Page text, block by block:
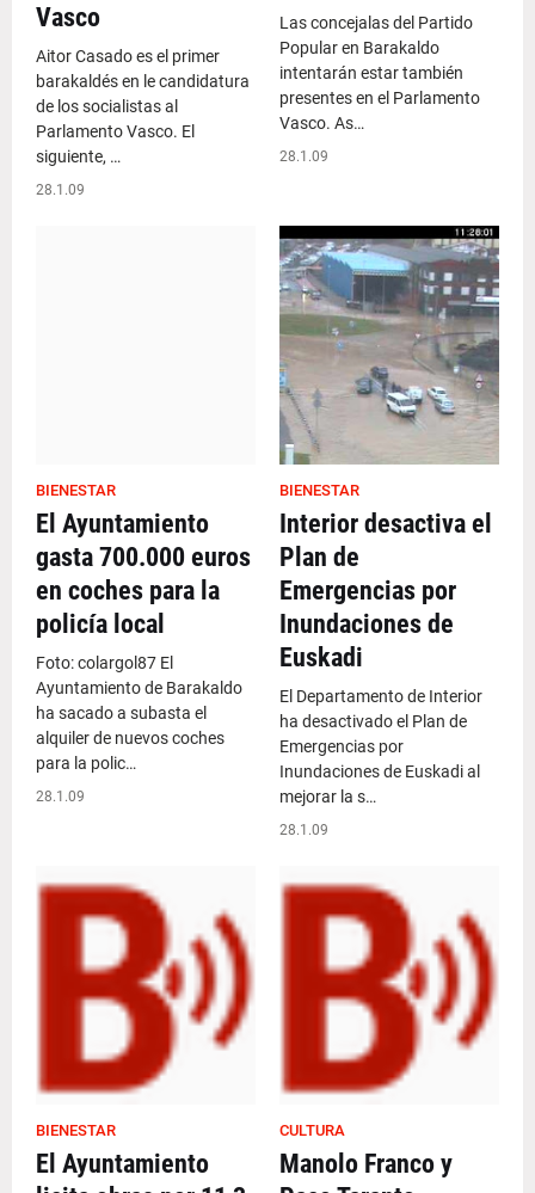
Vasco
Aitor Casado es el primer
barakaldés en le candidatura
de los socialistas al
Parlamento Vasco. El
siguiente, …
28.1.09
Las concejalas del Partido
Popular en Barakaldo
intentarán estar también
presentes en el Parlamento
Vasco. As…
28.1.09
BIENESTAR
El Ayuntamiento
gasta 700.000 euros
en coches para la
policía local
Foto: colargol87 El
Ayuntamiento de Barakaldo
ha sacado a subasta el
alquiler de nuevos coches
para la polic…
28.1.09
BIENESTAR
Interior desactiva el
Plan de
Emergencias por
Inundaciones de
Euskadi
El Departamento de Interior
ha desactivado el Plan de
Emergencias por
Inundaciones de Euskadi al
mejorar la s…
28.1.09
BIENESTAR
El Ayuntamiento
CULTURA
Manolo Franco y